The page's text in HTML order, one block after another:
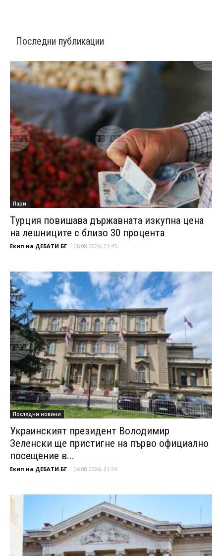
Последни публикации
Пари
Турция повишава държавната изкупна цена
на лешниците с близо 30 процента
Екип на ДЕБАТИ.БГ - 06.08.2026, 21:45
Последни новини
Украинският президент Володимир
Зеленски ще пристигне на първо официално
посещение в...
Екип на ДЕБАТИ.БГ - 06.08.2026, 21:34